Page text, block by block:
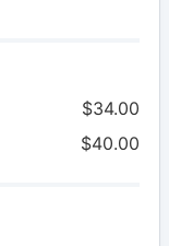
$34.00
$40.00